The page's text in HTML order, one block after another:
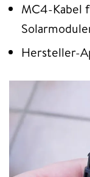
MC4-Kabel
Hersteller-